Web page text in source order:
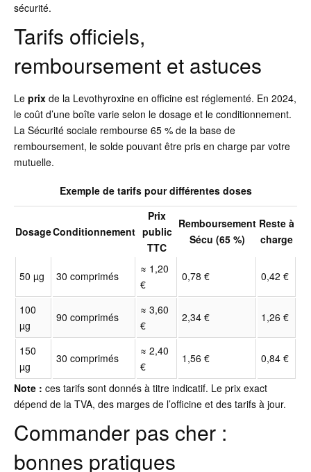
sécurité.
Tarifs officiels,
remboursement et astuces
Le prix de la Levothyroxine en officine est réglementé. En 2024,
le coût d’une boîte varie selon le dosage et le conditionnement.
La Sécurité sociale rembourse 65 % de la base de
remboursement, le solde pouvant être pris en charge par votre
mutuelle.
Exemple de tarifs pour différentes doses
DosageConditionnement
Prix
public
TTC
Remboursement
Sécu (65 %)
Reste à
charge
50 µg 30 comprimés
≈ 1,20
€
0,78 € 0,42 €
100
µg
90 comprimés
≈ 3,60
€
2,34 € 1,26 €
150
µg
30 comprimés
≈ 2,40
€
1,56 € 0,84 €
Note : ces tarifs sont donnés à titre indicatif. Le prix exact
dépend de la TVA, des marges de l’officine et des tarifs à jour.
Commander pas cher :
bonnes pratiques